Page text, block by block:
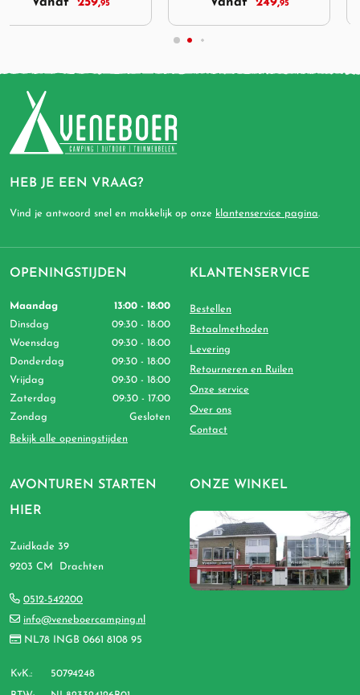
HEB JE EEN VRAAG?
Vind je antwoord snel en makkelijk op onze klantenservice pagina.
AVONTUREN STARTEN
HIER
Zuidkade 39
9203 CM Drachten
0512-542200
info@veneboercamping.nl
NL78 INGB 0661 8108 95
KvK.: 50794248
OPENINGSTIJDEN
Maandag
13:00 - 18:00
Dinsdag
09:30 - 18:00
Woensdag
09:30 - 18:00
Donderdag
09:30 - 18:00
Vrijdag
09:30 - 18:00
Zaterdag
09:30 - 17:00
Zondag
Gesloten
Bekijk alle openingstijden
KLANTENSERVICE
Bestellen
Betaalmethoden
Levering
Retourneren en Ruilen
Onze service
Over ons
Contact
ONZE WINKEL